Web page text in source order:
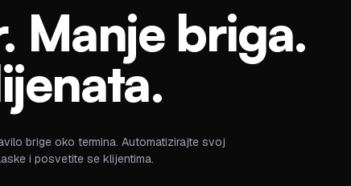
Manje briga.
brige oko termina. Automatizirajte svoj
i posvetite se klijentima.